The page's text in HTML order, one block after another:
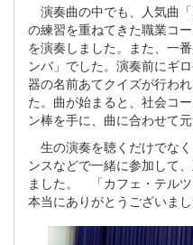
演奏曲の中でも、人気曲
の練習を重ねてきた職業コ
を演奏しました。また、一
ンバ」でした。演奏前にギ
器の名前あてクイズが行わ
た。曲が始まると、社会コ
ン棒を手に、曲に合わせて元
生の演奏を聴くだけでな
ンスなどで一緒に参加して
ました。 「カフェ・テル
本当にありがとうございまし